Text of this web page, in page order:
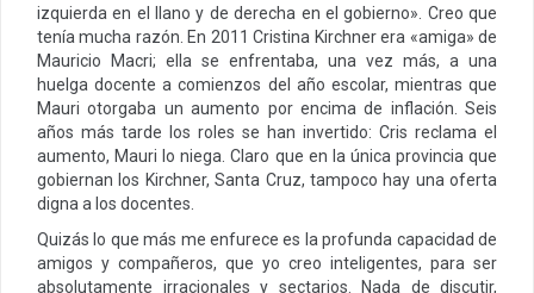
izquierda en el llano y de derecha en el gobierno». Creo que
tenía mucha razón. En 2011 Cristina Kirchner era «amiga» de
Mauricio Macri; ella se enfrentaba, una vez más, a una
huelga docente a comienzos del año escolar, mientras que
Mauri otorgaba un aumento por encima de inflación. Seis
años más tarde los roles se han invertido: Cris reclama el
aumento, Mauri lo niega. Claro que en la única provincia que
gobiernan los Kirchner, Santa Cruz, tampoco hay una oferta
digna a los docentes.
Quizás lo que más me enfurece es la profunda capacidad de
amigos y compañeros, que yo creo inteligentes, para ser
absolutamente irracionales y sectarios. Nada de discutir,